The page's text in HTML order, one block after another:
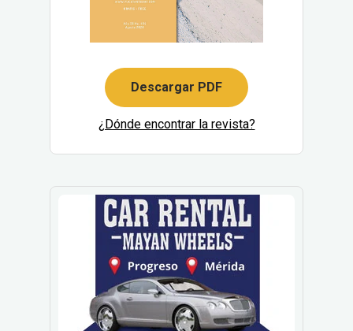
Descargar PDF
¿Dónde encontrar la revista?